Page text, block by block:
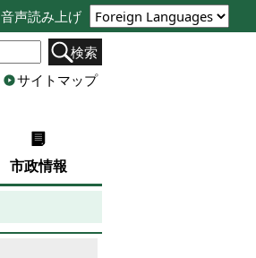
音声読み上げ
検索
サイトマップ
市政情報